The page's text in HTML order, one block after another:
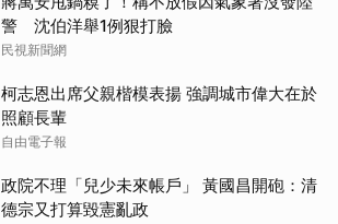
警 沈伯洋舉1例狠打臉
民視新聞網
柯志恩出席父親楷模表揚 強調城市偉大在於
照顧長輩
自由電子報
政院不理「兒少未來帳戶」 黃國昌開砲：清
德宗又打算毀憲亂政